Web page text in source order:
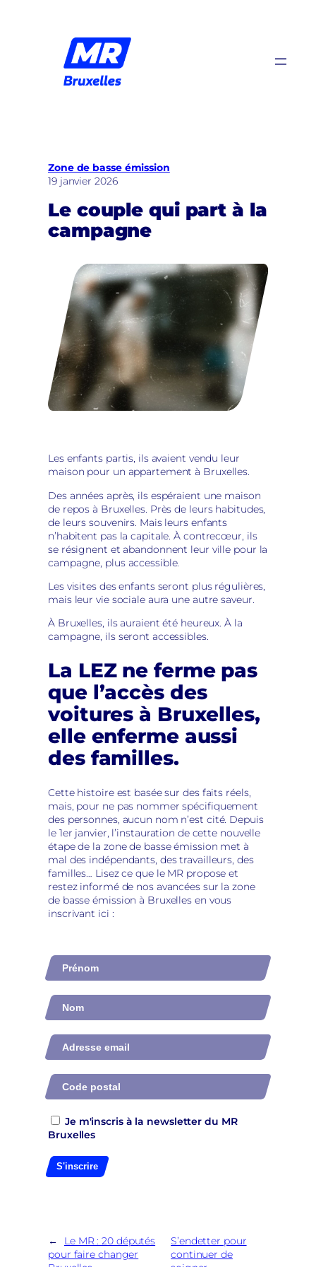
Zone de basse émission
19 janvier 2026
Le couple qui part à la
campagne
Les enfants partis, ils avaient vendu leur
maison pour un appartement à Bruxelles.
Des années après, ils espéraient une maison
de repos à Bruxelles. Près de leurs habitudes,
de leurs souvenirs. Mais leurs enfants
n’habitent pas la capitale. À contrecœur, ils
se résignent et abandonnent leur ville pour la
campagne, plus accessible.
Les visites des enfants seront plus régulières,
mais leur vie sociale aura une autre saveur.
À Bruxelles, ils auraient été heureux. À la
campagne, ils seront accessibles.
La LEZ ne ferme pas
que l’accès des
voitures à Bruxelles,
elle enferme aussi
des familles.
Cette histoire est basée sur des faits réels,
mais, pour ne pas nommer spécifiquement
des personnes, aucun nom n’est cité. Depuis
le 1er janvier, l’instauration de cette nouvelle
étape de la zone de basse émission met à
mal des indépendants, des travailleurs, des
familles… Lisez ce que le MR propose et
restez informé de nos avancées sur la zone
de basse émission à Bruxelles en vous
inscrivant ici :
Je m'inscris à la newsletter du MR
Bruxelles
S'inscrire
←
Le MR : 20 députés
pour faire changer
S’endetter pour
continuer de